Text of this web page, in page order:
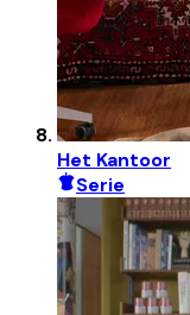
Het Kantoor
Serie